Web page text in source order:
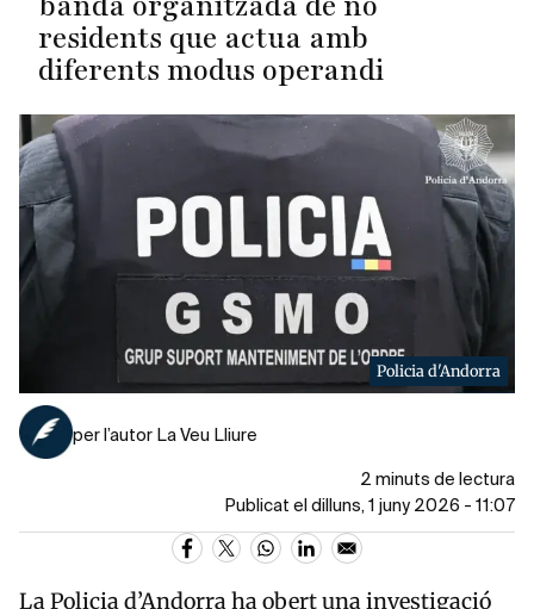
residents que actua amb
diferents modus operandi
Policia d'Andorra
per l’autor La Veu Lliure
2 minuts de lectura
Publicat el dilluns, 1 juny 2026 - 11:07
La Policia d’Andorra ha obert una investigació